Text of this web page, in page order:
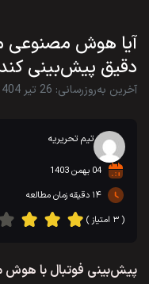
آیا هوش مصنوعی
دقیق پیش‌بینی
آخرین به‌روزرسانی: 26 تیر 1404, 9:11 ق.ظ
تیم تحریریه
04 بهمن 1403
۱۴ دقیقه زمان مطالعه
( ۳ امتیاز )
پیش‌بینی فوتبال با